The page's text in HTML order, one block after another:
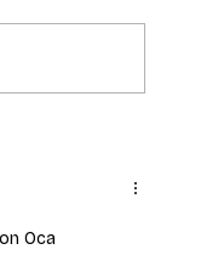
generación para
del cáncer de
Oca